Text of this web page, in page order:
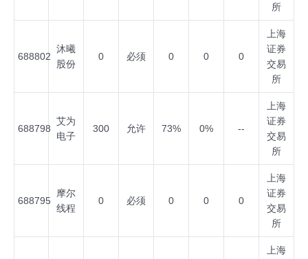
所
688802
沐曦
股份
0 必须 0 0 0
上海
证券
交易
所
688798
艾为
电子
300 允许 73% 0% --
上海
证券
交易
所
688795
摩尔
线程
0 必须 0 0 0
上海
证券
交易
所
上海